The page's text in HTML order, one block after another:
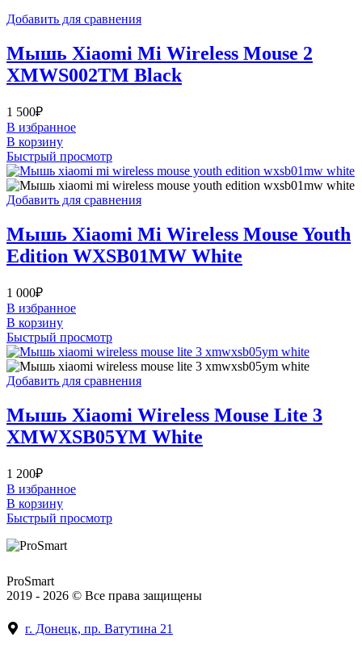
Добавить для сравнения
Мышь Xiaomi Mi Wireless Mouse 2
XMWS002TM Black
1 500₽
В избранное
В корзину
Быстрый просмотр
Добавить для сравнения
Мышь Xiaomi Mi Wireless Mouse Youth
Edition WXSB01MW White
1 000₽
В избранное
В корзину
Быстрый просмотр
Добавить для сравнения
Мышь Xiaomi Wireless Mouse Lite 3
XMWXSB05YM White
1 200₽
В избранное
В корзину
Быстрый просмотр
ProSmart
2019 - 2026 © Все права защищены
г. Донецк, пр. Ватутина 21